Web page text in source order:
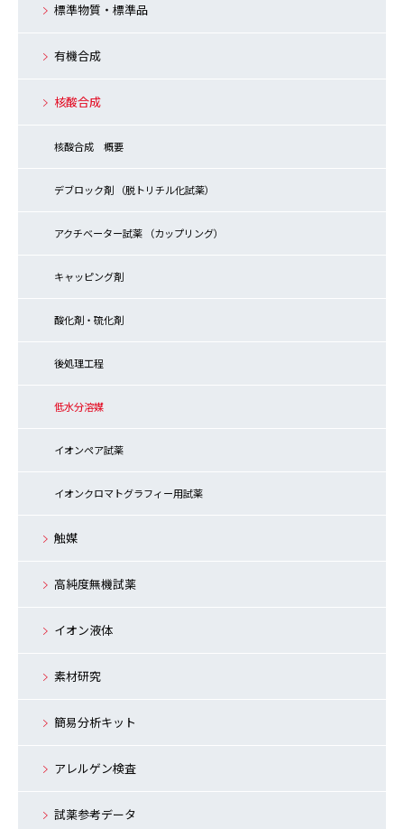
標準物質・標準品
有機合成
核酸合成
核酸合成 概要
デブロック剤 （脱トリチル化試薬）
アクチベーター試薬 （カップリング）
キャッピング剤
酸化剤・硫化剤
後処理工程
低水分溶媒
イオンペア試薬
イオンクロマトグラフィー用試薬
触媒
高純度無機試薬
イオン液体
素材研究
簡易分析キット
アレルゲン検査
試薬参考データ